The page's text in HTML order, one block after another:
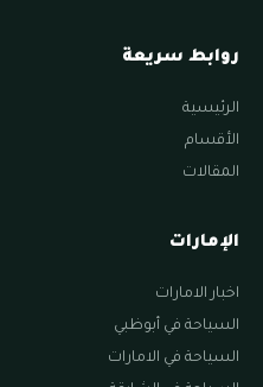
روابط سريعة
الرئيسية
الأقسام
المقالات
الإمارات
اخبار الامارات
السياحة في أبوظبي
السياحة في الامارات